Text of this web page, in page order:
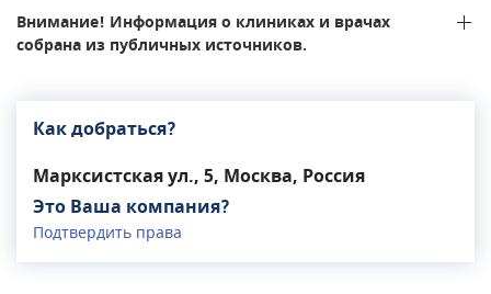
Внимание! Информация о клиниках и врачах
собрана из публичных источников.
Как добраться?
Марксистская ул., 5, Москва, Россия
Это Ваша компания?
Подтвердить права